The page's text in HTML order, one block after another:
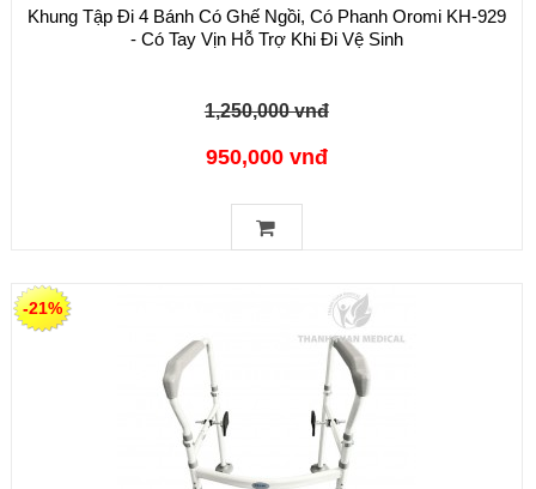
Khung Tập Đi 4 Bánh Có Ghế Ngồi, Có Phanh Oromi KH-929
- Có Tay Vịn Hỗ Trợ Khi Đi Vệ Sinh
1,250,000 vnđ
950,000 vnđ
-21%